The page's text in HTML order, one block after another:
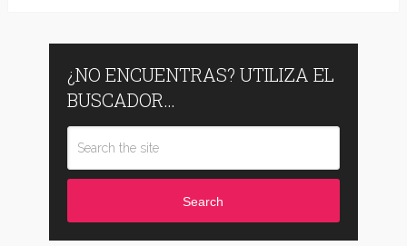
¿NO ENCUENTRAS? UTILIZA EL
BUSCADOR…
Search